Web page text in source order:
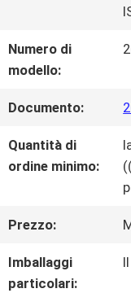
VISITA
DELLA
FABBRICA
DELLA
QUALITÀ
Numero di
modello:
Documento:
Quantità di
ordine minimo:
Prezzo:
Imballaggi
particolari: